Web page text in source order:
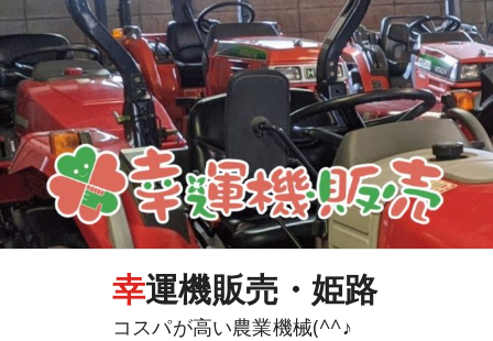
ン
テ
ン
ツ
へ
ス
キ
プ
幸運機販売・姫路
コスパが高い農業機械(^^♪